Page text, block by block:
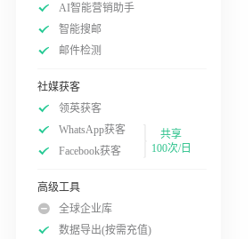
AI智能营销助手
智能搜邮
邮件检测
社媒获客
领英获客
WhatsApp获客
Facebook获客
共享
100次/日
高级工具
全球企业库
数据导出(按需充值)